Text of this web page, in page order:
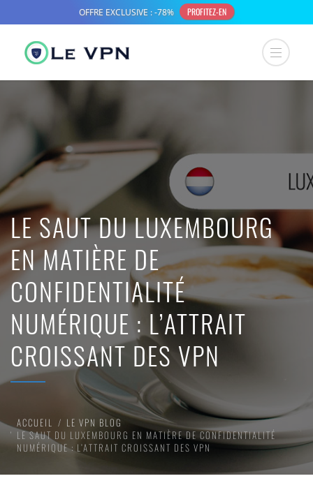
LE SAUT DU LUXEMBOURG
EN MATIÈRE DE
CONFIDENTIALITÉ
NUMÉRIQUE : L’ATTRAIT
CROISSANT DES VPN
ACCUEIL
LE VPN BLOG
LE SAUT DU LUXEMBOURG EN MATIÈRE DE CONFIDENTIALITÉ
NUMÉRIQUE : L’ATTRAIT CROISSANT DES VPN